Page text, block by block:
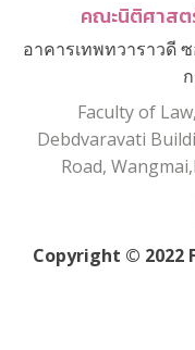
คณะนิติศาส
อาคารเทพทวาราวดี
Faculty of
Debdvaravati
Road,
Copyright © 2022